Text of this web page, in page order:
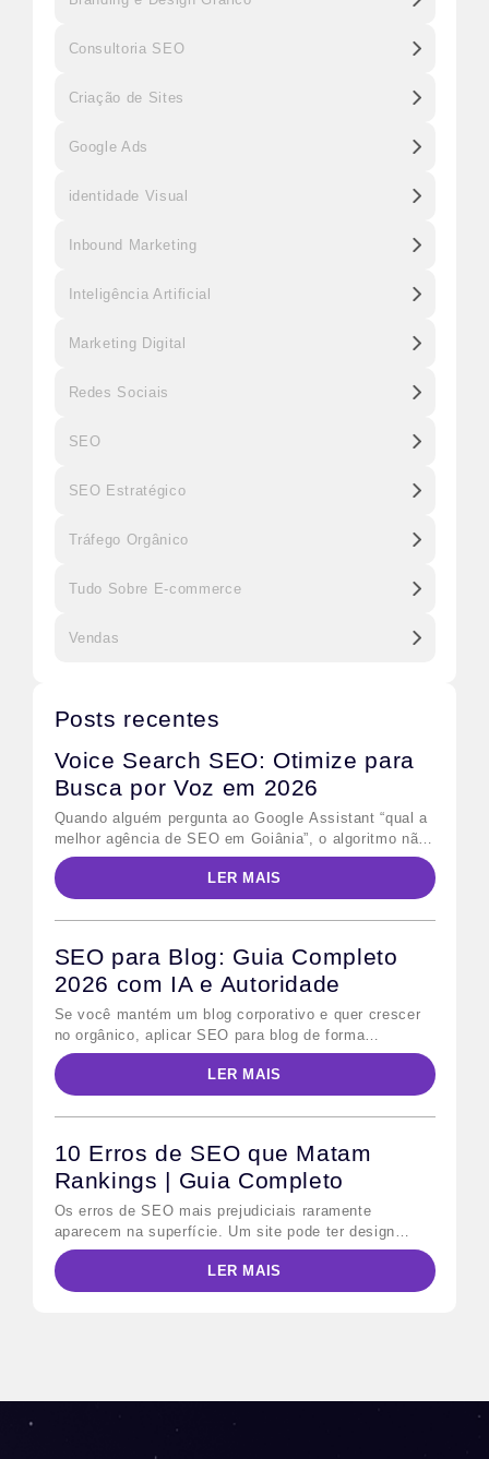
Consultoria SEO
Criação de Sites
Google Ads
identidade Visual
Inbound Marketing
Inteligência Artificial
Marketing Digital
Redes Sociais
SEO
SEO Estratégico
Tráfego Orgânico
Tudo Sobre E-commerce
Vendas
Posts recentes
Voice Search SEO: Otimize para
Busca por Voz em 2026
Quando alguém pergunta ao Google Assistant “qual a
melhor agência de SEO em Goiânia”, o algoritmo não
retorna dez links azuis — ele lê uma única resposta
em voz alta. Esse comportamento define o desafio
central do voice search SEO: não basta ranquear na
primeira página; é preciso ser a resposta escolhida.
LER MAIS
SEO para Blog: Guia Completo
2026 com IA e Autoridade
Se você mantém um blog corporativo e quer crescer
no orgânico, aplicar SEO para blog de forma
sistemática é o caminho mais direto. Em 2026,
porém, as regras mudaram: além do Google
tradicional, os modelos de IA generativa — como o
Google AI Overviews e o Bing Copilot — passaram a
LER MAIS
10 Erros de SEO que Matam
Rankings | Guia Completo
Os erros de SEO mais prejudiciais raramente
aparecem na superfície. Um site pode ter design
impecável, conteúdo publicado regularmente e ainda
assim perder posições para concorrentes menores —
porque falhas técnicas e estratégicas invisíveis
LER MAIS